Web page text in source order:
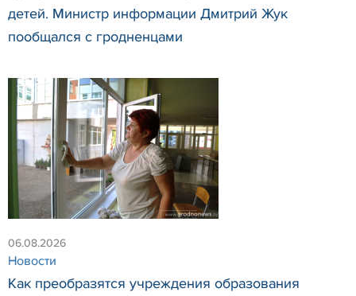
детей. Министр информации Дмитрий Жук
пообщался с гродненцами
06.08.2026
Новости
Как преобразятся учреждения образования